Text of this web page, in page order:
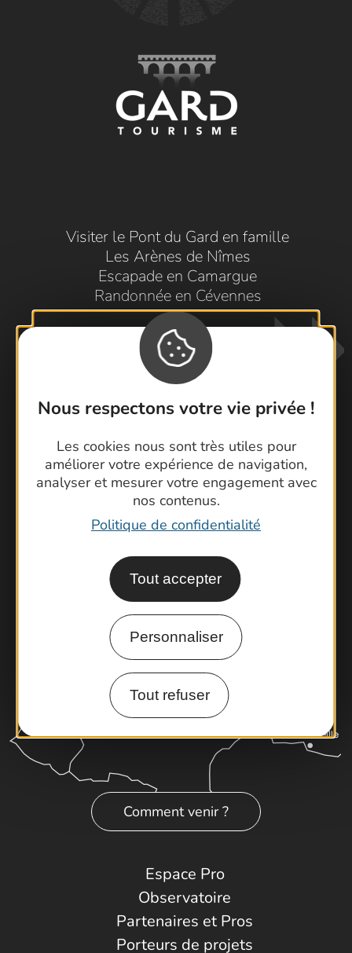
Nous respectons votre vie privée !
Les cookies nous sont très utiles pour
améliorer votre expérience de navigation,
analyser et mesurer votre engagement avec
nos contenus.
Politique de confidentialité
Tout accepter
Personnaliser
Tout refuser
Visiter le Pont du Gard en famille
Les Arènes de Nîmes
Escapade en Camargue
Randonnée en Cévennes
Contactez-nous !
Foire aux questions
Brochures
Cartoguides et Topoguides
Latitude Gard
Comment venir ?
Espace Pro
Observatoire
Partenaires et Pros
Porteurs de projets